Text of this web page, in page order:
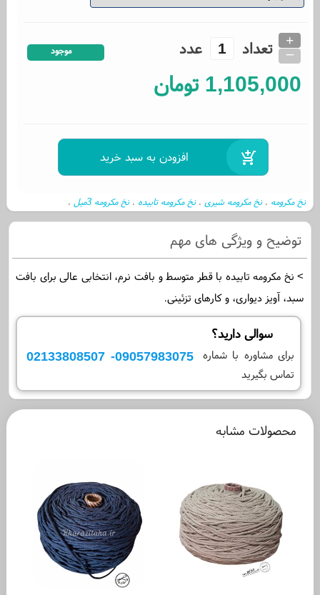
تعداد +
_ عدد موجود
1,105,000 تومان
نخ مکرومه ، نخ مکرومه شیری ، نخ مکرومه تابیده ، نخ مکرومه 3میل ،
نخ مکرومه سفید،نخ مکرومه بافی،نخ مکرومه سه میل،
توضیح و ویژگی های مهم
> نخ مکرومه تابیده با قطر متوسط و بافت نرم، انتخابی عالی برای بافت
سبد، آویز دیواری، و کارهای تزئینی.
سوالی دارید؟
برای مشاوره با شماره 09057983075- 02133808507
تماس بگیرید
محصولات مشابه